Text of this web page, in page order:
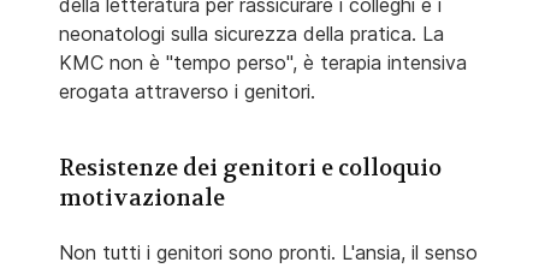
della letteratura per rassicurare i colleghi e i
neonatologi sulla sicurezza della pratica. La
KMC non è "tempo perso", è terapia intensiva
erogata attraverso i genitori.
Resistenze dei genitori e colloquio
motivazionale
Non tutti i genitori sono pronti. L'ansia, il senso